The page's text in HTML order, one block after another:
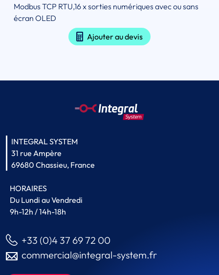
Modbus TCP RTU,16 x sorties numériques avec ou sans
écran OLED
Ajouter au devis
INTEGRAL SYSTEM
31 rue Ampère
69680 Chassieu, France
HORAIRES
Du Lundi au Vendredi
9h-12h / 14h-18h
+33 (0)4 37 69 72 00
commercial@integral-system.fr